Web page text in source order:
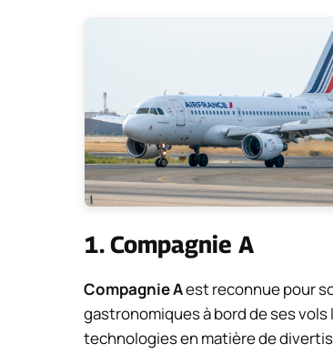
1. Compagnie A
Compagnie Aest reconnue pour
gastronomiques à bord de ses
technologies en matière de